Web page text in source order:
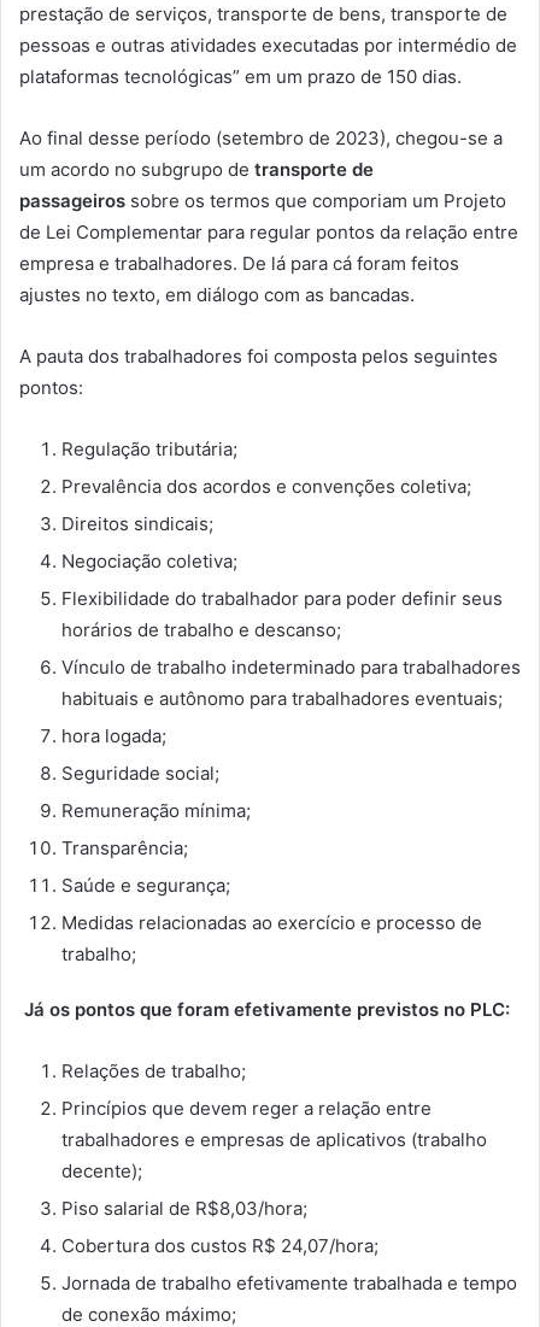
prestação de serviços, transporte de bens, transporte de
pessoas e outras atividades executadas por intermédio de
plataformas tecnológicas” em um prazo de 150 dias.
Ao final desse período (setembro de 2023), chegou-se a
um acordo no subgrupo de transporte de
passageiros sobre os termos que comporiam um Projeto
de Lei Complementar para regular pontos da relação entre
empresa e trabalhadores. De lá para cá foram feitos
ajustes no texto, em diálogo com as bancadas.
A pauta dos trabalhadores foi composta pelos seguintes
pontos:
Regulação tributária;
Prevalência dos acordos e convenções coletiva;
Direitos sindicais;
Negociação coletiva;
Flexibilidade do trabalhador para poder definir seus
horários de trabalho e descanso;
Vínculo de trabalho indeterminado para trabalhadores
habituais e autônomo para trabalhadores eventuais;
hora logada;
Seguridade social;
Remuneração mínima;
Transparência;
Saúde e segurança;
Medidas relacionadas ao exercício e processo de
trabalho;
Já os pontos que foram efetivamente previstos no PLC:
Relações de trabalho;
Princípios que devem reger a relação entre
trabalhadores e empresas de aplicativos (trabalho
decente);
Piso salarial de R$8,03/hora;
Cobertura dos custos R$ 24,07/hora;
Jornada de trabalho efetivamente trabalhada e tempo
de conexão máximo;